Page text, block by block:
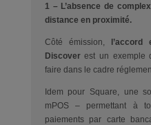
1 – L’absence de
distance en proximité.
Côté émission,
Discoverest un exemple
faire dans le cadre
Idem pour Square, une
mPOS – permettant à
paiements par carte